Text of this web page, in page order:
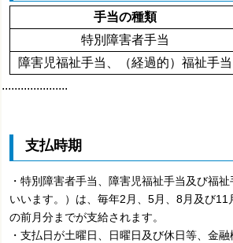
手当の種類
特別障害者手当
障害児福祉手当、（経過的）福祉手当
.....................
支払時期
・特別障害者手当、障害児福祉手当及び福
いいます。）は、毎年2月、5月、8月及び11
の前月分までが支給されます。
・支払日が土曜日、日曜日及び休日等、金